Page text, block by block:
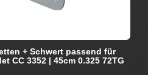
+ Schwert passend für
CC 3352 | 45cm 0.325 72TG